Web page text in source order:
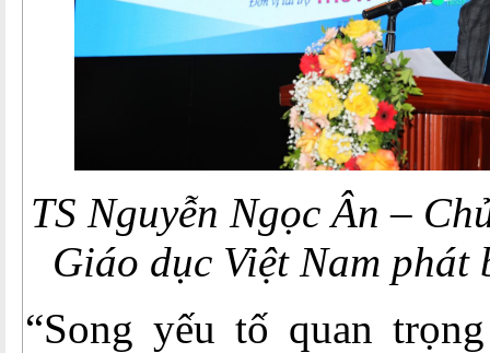
TS Nguyễn Ngọc Ân –
Giáo dục Việt Nam
“Song yếu tố quan